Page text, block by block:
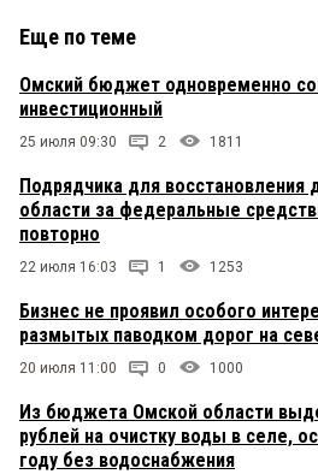
Еще по теме
Омский бюджет одновременно
инвестиционный
25 июля 09:30 2 1811
Подрядчика для восстановления
области за федеральные
повторно
22 июля 16:03 1 1253
Бизнес не проявил особого
размытых паводком дорог на
20 июля 11:00 0 1000
Из бюджета Омской области
рублей на очистку воды в селе,
году без водоснабжения